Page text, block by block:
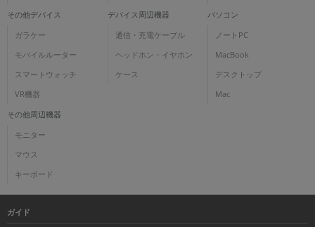
その他デバイス
ガラケー
モバイルルーター
スマートウォッチ
VR機器
デバイス周辺機器
通信・充電ケーブル
ヘッドホン・イヤホン
ケース
パソコン
ノートPC
MacBook
デスクトップ
Mac
その他周辺機器
モニター
マウス
キーボード
ガイド